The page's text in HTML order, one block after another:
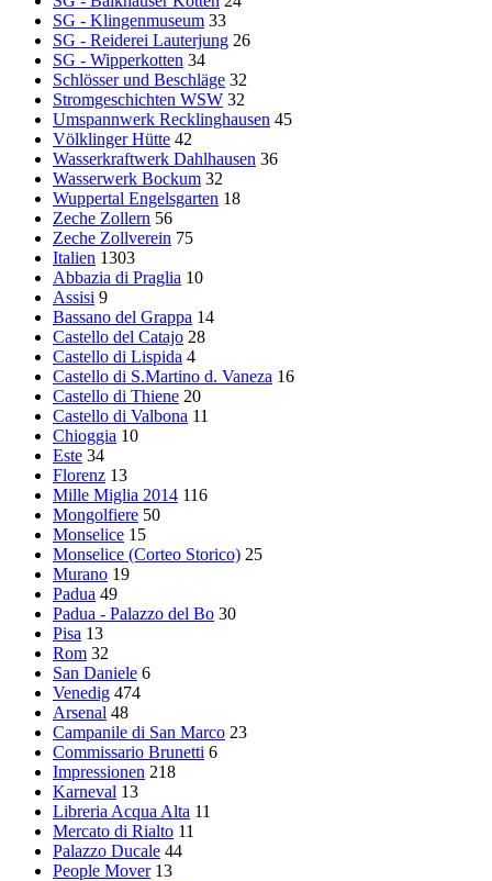
SG - Klingenmuseum 33
SG - Reiderei Lauterjung 26
SG - Wipperkotten 34
Schlösser und Beschläge 32
Stromgeschichten WSW 32
Umspannwerk Recklinghausen 45
Völklinger Hütte 42
Wasserkraftwerk Dahlhausen 36
Wasserwerk Bockum 32
Wuppertal Engelsgarten 18
Zeche Zollern 56
Zeche Zollverein 75
Italien 1303
Abbazia di Praglia 10
Assisi 9
Bassano del Grappa 14
Castello del Catajo 28
Castello di Lispida 4
Castello di S.Martino d. Vaneza 16
Castello di Thiene 20
Castello di Valbona 11
Chioggia 10
Este 34
Florenz 13
Mille Miglia 2014 116
Mongolfiere 50
Monselice 15
Monselice (Corteo Storico) 25
Murano 19
Padua 49
Padua - Palazzo del Bo 30
Pisa 13
Rom 32
San Daniele 6
Venedig 474
Arsenal 48
Campanile di San Marco 23
Commissario Brunetti 6
Impressionen 218
Karneval 13
Libreria Acqua Alta 11
Mercato di Rialto 11
Palazzo Ducale 44
People Mover 13